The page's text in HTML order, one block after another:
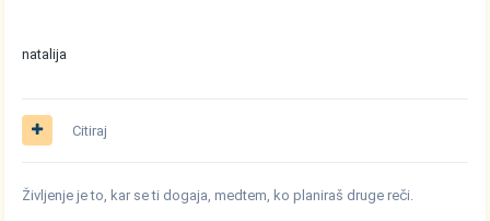
natalija
Citiraj
Življenje je to, kar se ti dogaja, medtem, ko planiraš druge reči.